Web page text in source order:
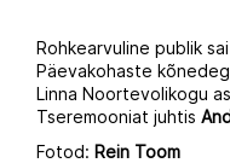
Rohkearvuline publik
Päevakohaste
Linna Noortevolikogu
Tseremooniat juhtis
Fotod: Rein Toom